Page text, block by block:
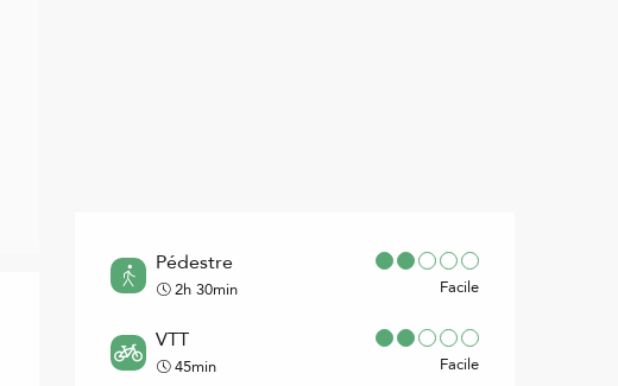
Pédestre
2h 30min Facile
VTT
45min Facile